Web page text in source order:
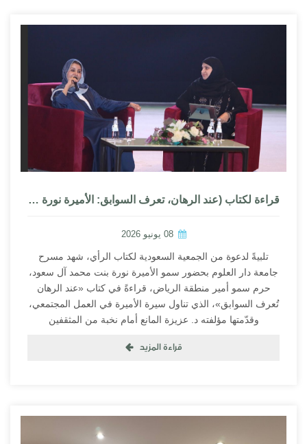
قراءة لكتاب (عند الرهان، تعرف السوابق: الأميرة نورة بنت محمد بن سعود بن عبدالرحمن آل سعود)
08 يونيو 2026
تلبيةً لدعوة من الجمعية السعودية لكتاب الرأي، شهد مسرح
جامعة دار العلوم بحضور سمو الأميرة نورة بنت محمد آل سعود،
حرم سمو أمير منطقة الرياض، قراءةً في كتاب «عند الرهان
تُعرف السوابق»، الذي تناول سيرة الأميرة في العمل المجتمعي،
وقدّمتها مؤلفته د. عزيزة المانع أمام نخبة من المثقفين
قراءة المزيد